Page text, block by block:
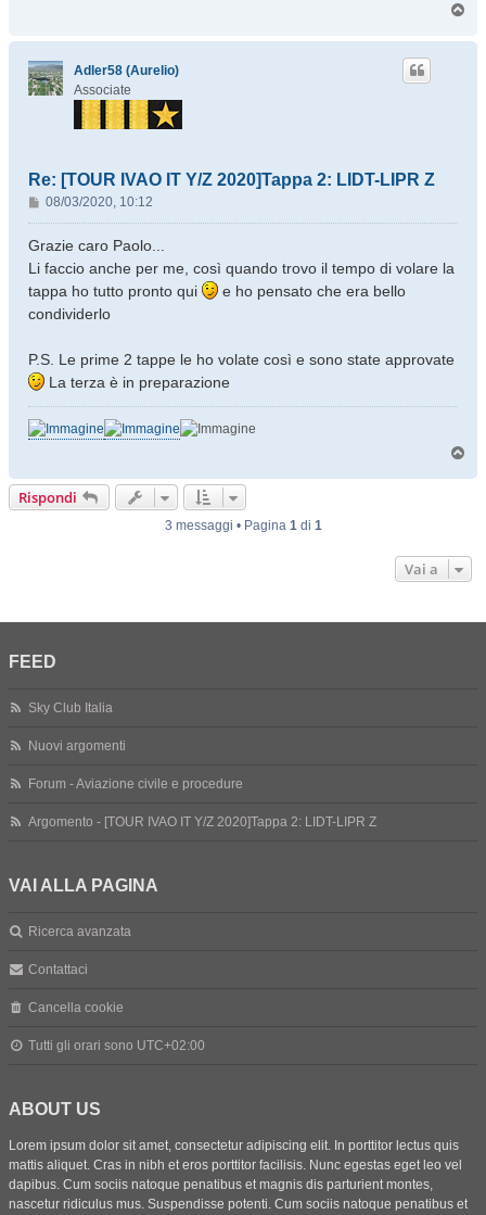
p
Adler58 (Aurelio)
Associate
Re: [TOUR IVAO IT Y/Z 2020]Tappa 2: LIDT-LIPR Z
M
e
s
s
g
g
o
08/03/2020, 10:12
Grazie caro Paolo...
Li faccio anche per me, così quando trovo il tempo di volare la
tappa ho tutto pronto qui
e ho pensato che era bello
condividerlo
P.S. Le prime 2 tappe le ho volate così e sono state approvate
La terza è in preparazione
Rispondi
3 messaggi • Pagina 1 di 1
Vai a
FEED
Sky Club Italia
Nuovi argomenti
Forum - Aviazione civile e procedure
Argomento - [TOUR IVAO IT Y/Z 2020]Tappa 2: LIDT-LIPR Z
VAI ALLA PAGINA
Ricerca avanzata
Contattaci
Cancella cookie
Tutti gli orari sono UTC+02:00
ABOUT US
Lorem ipsum dolor sit amet, consectetur adipiscing elit. In porttitor lectus quis
mattis aliquet. Cras in nibh et eros porttitor facilisis. Nunc egestas eget leo vel
dapibus. Cum sociis natoque penatibus et magnis dis parturient montes,
nascetur ridiculus mus. Suspendisse potenti. Cum sociis natoque penatibus et